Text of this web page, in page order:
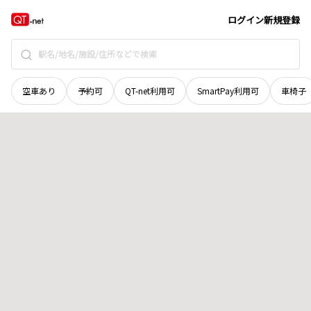
ログイン新規登録
空車あり 予約可 QT-net利用可 SmartPay利用可 車椅子
岡山県